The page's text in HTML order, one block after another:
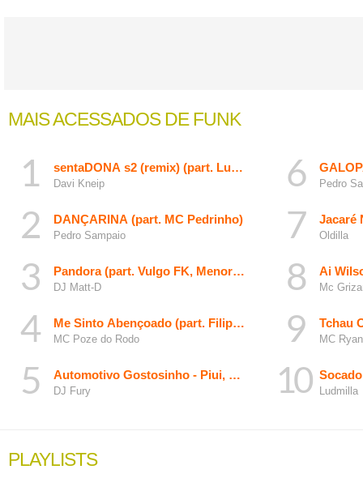
MAIS ACESSADOS DE FUNK
sentaDONA s2 (remix) (part. Luísa Sonza, DJ Gabriel
Davi Kneip
DANÇARINA (part. MC Pedrinho)
Pedro Sampaio
Pandora (part. Vulgo FK, Menor MC e MC GP)
DJ Matt-D
Me Sinto Abençoado (part. Filipe Ret)
MC Poze do Rodo
Automotivo Gostosinho - Piui, Tic-Tac X Desce Com
DJ Fury
Pedro
Jacaré
Oldilla
Ai
Mc
Tchau
MC
Ludmilla
PLAYLISTS